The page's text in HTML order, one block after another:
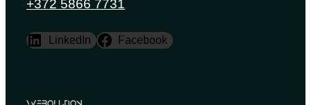
+372 5866 7731
LinkedIn Facebook